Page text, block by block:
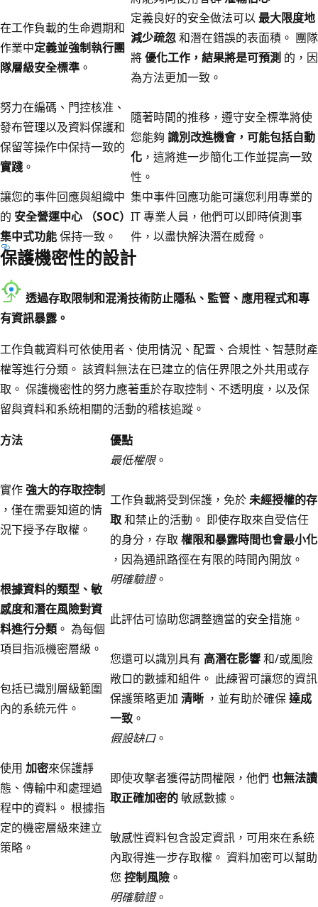
在工作負載的生命週期和
作業中定義並強制執行團
隊層級安全標準 。
努力在編碼、門控核准、
發布管理以及資料保護和
保留等操作中保持一致的
實踐 。
定義良好的安全做法可以最大限度地
減少疏忽和潛在錯誤的表面積。 團隊
將優化工作，結果將是可預測 的，因
為方法更加一致。
隨著時間的推移，遵守安全標準將使
您能夠 識別改進機會，可能包括自動
化 ，這將進一步簡化工作並提高一致
性。
讓您的事件回應與組織中
的 安全營運中心 （SOC）
集中式功能保持一致。
集中事件回應功能可讓您利用專業的
IT 專業人員，他們可以即時偵測事
件，以盡快解決潛在威脅。
保護機密性的設計
透過存取限制和混淆技術防止隱私、監管、應用程式和專
有資訊暴露。
工作負載資料可依使用者、使用情況、配置、合規性、智慧財產
權等進行分類。 該資料無法在已建立的信任界限之外共用或存
取。 保護機密性的努力應著重於存取控制、不透明度，以及保
留與資料和系統相關的活動的稽核追蹤。
方法
優點
實作強大的存取控制
，僅在需要知道的情
況下授予存取權。
最低權限。
工作負載將受到保護，免於未經授權的存
取和禁止的活動。 即使存取來自受信任
的身分，存取 權限和暴露時間也會最小化
，因為通訊路徑在有限的時間內開放。
根據資料的類型、敏
感度和潛在風險對資
料進行分類 。 為每個
項目指派機密層級。
包括已識別層級範圍
內的系統元件。
明確驗證。
此評估可協助您調整適當的安全措施。
您還可以識別具有 高潛在影響和/或風險
敞口的數據和組件。 此練習可讓您的資訊
保護策略更加 清晰 ，並有助於確保達成
一致 。
使用 加密來保護靜
態、傳輸中和處理過
程中的資料。 根據指
定的機密層級來建立
策略。
假設缺口。
即使攻擊者獲得訪問權限，他們 也無法讀
取正確加密的敏感數據。
敏感性資料包含設定資訊，可用來在系統
內取得進一步存取權。 資料加密可以幫助
您 控制風險 。
明確驗證。